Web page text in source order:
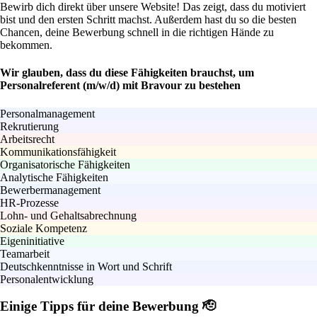
Bewirb dich direkt über unsere Website! Das zeigt, dass du motiviert
bist und den ersten Schritt machst. Außerdem hast du so die besten
Chancen, deine Bewerbung schnell in die richtigen Hände zu
bekommen.
Wir glauben, dass du diese Fähigkeiten brauchst, um
Personalreferent (m/w/d) mit Bravour zu bestehen
Personalmanagement
Rekrutierung
Arbeitsrecht
Kommunikationsfähigkeit
Organisatorische Fähigkeiten
Analytische Fähigkeiten
Bewerbermanagement
HR-Prozesse
Lohn- und Gehaltsabrechnung
Soziale Kompetenz
Eigeninitiative
Teamarbeit
Deutschkenntnisse in Wort und Schrift
Personalentwicklung
Einige Tipps für deine Bewerbung 🫡